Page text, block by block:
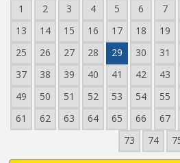
1 2 3 4 5 6 7
13
14 15 16 17 18 19
25
26 27 28 29 30 31
37
38 39 40 41 42 43
49
50 51 52 53 54 55
61
62 63 64 65 66 67
73
74